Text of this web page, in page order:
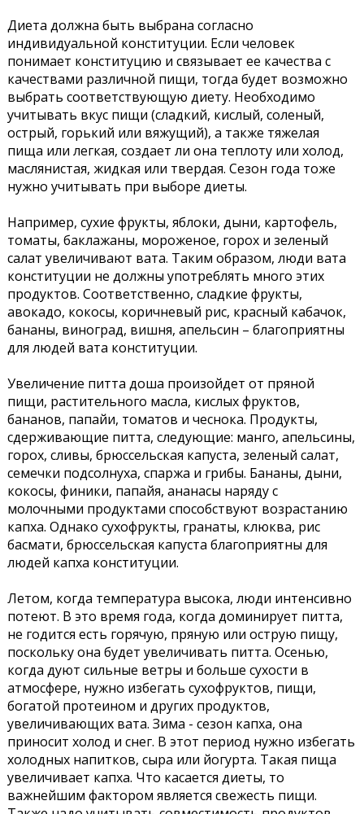
Диета должна быть выбрана согласно
индивидуальной конституции. Если человек
понимает конституцию и связывает ее качества с
качествами различной пищи, тогда будет возможно
выбрать соответствующую диету. Необходимо
учитывать вкус пищи (сладкий, кислый, соленый,
острый, горький или вяжущий), а также тяжелая
пища или легкая, создает ли она теплоту или холод,
маслянистая, жидкая или твердая. Сезон года тоже
нужно учитывать при выборе диеты.
Например, сухие фрукты, яблоки, дыни, картофель,
томаты, баклажаны, мороженое, горох и зеленый
салат увеличивают вата. Таким образом, люди вата
конституции не должны употреблять много этих
продуктов. Соответственно, сладкие фрукты,
авокадо, кокосы, коричневый рис, красный кабачок,
бананы, виноград, вишня, апельсин – благоприятны
для людей вата конституции.
Увеличение питта доша произойдет от пряной
пищи, растительного масла, кислых фруктов,
бананов, папайи, томатов и чеснока. Продукты,
сдерживающие питта, следующие: манго, апельсины,
горох, сливы, брюссельская капуста, зеленый салат,
семечки подсолнуха, спаржа и грибы. Бананы, дыни,
кокосы, финики, папайя, ананасы наряду с
молочными продуктами способствуют возрастанию
капха. Однако сухофрукты, гранаты, клюква, рис
басмати, брюссельская капуста благоприятны для
людей капха конституции.
Летом, когда температура высока, люди интенсивно
потеют. В это время года, когда доминирует питта,
не годится есть горячую, пряную или острую пищу,
поскольку она будет увеличивать питта. Осенью,
когда дуют сильные ветры и больше сухости в
атмосфере, нужно избегать сухофруктов, пищи,
богатой протеином и других продуктов,
увеличивающих вата. Зима - сезон капха, она
приносит холод и снег. В этот период нужно избегать
холодных напитков, сыра или йогурта. Такая пища
увеличивает капха. Что касается диеты, то
важнейшим фактором является свежесть пищи.